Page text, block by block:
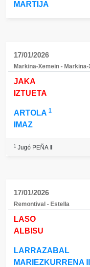
MARTIJA
17/01/2026
Markina-Xemein -
JAKA
IZTUETA
ARTOLA 1
IMAZ
1 Jugó PEÑA II
17/01/2026
Remontival - Estella
LASO
ALBISU
LARRAZABAL
MARIEZKURRENA II